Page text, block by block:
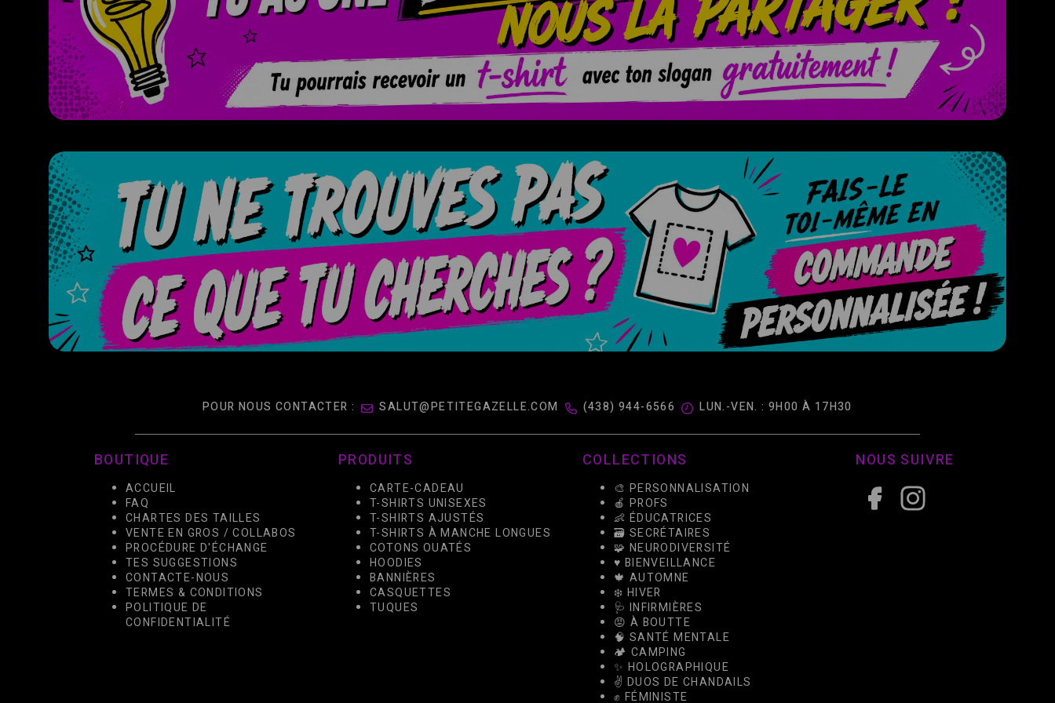
POUR NOUS CONTACTER : SALUT@PETITEGAZELLE.COM (438) 944-6566 LUN.-VEN. : 9H00 À 17H30
BOUTIQUE
ACCUEIL
FAQ
CHARTES DES TAILLES
VENTE EN GROS / COLLABOS
PROCÉDURE D'ÉCHANGE
TES SUGGESTIONS
CONTACTE-NOUS
TERMES & CONDITIONS
POLITIQUE DE
CONFIDENTIALITÉ
PRODUITS
CARTE-CADEAU
T-SHIRTS UNISEXES
T-SHIRTS AJUSTÉS
T-SHIRTS À MANCHE LONGUES
COTONS OUATÉS
HOODIES
BANNIÈRES
CASQUETTES
TUQUES
COLLECTIONS
🎨 PERSONNALISATION
🍎 PROFS
👶 ÉDUCATRICES
🗃️ SECRÉTAIRES
🧩 NEURODIVERSITÉ
♥️ BIENVEILLANCE
🍁 AUTOMNE
❄️ HIVER
🩺 INFIRMIÈRES
😡 À BOUTTE
🧠 SANTÉ MENTALE
🏕️ CAMPING
✨ HOLOGRAPHIQUE
✌️ DUOS DE CHANDAILS
✊ FÉMINISTE
NOUS SUIVRE